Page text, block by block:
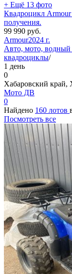
+ Ещё 13 фото
Квадроцикл
получения.
99 990 руб.
Armour2024 г.
Авто, мото, водный
квадроциклы/
1 день
0
Хабаровский край,
Мото ДВ
0
Найдено 160 лотов
Посмотреть все